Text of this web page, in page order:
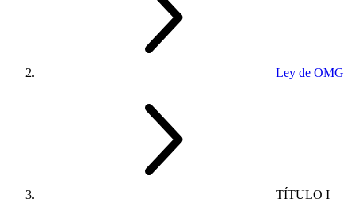
Ley de OMG
TÍTULO I